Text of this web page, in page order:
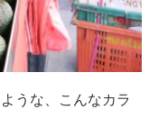
うな、こんなカラ